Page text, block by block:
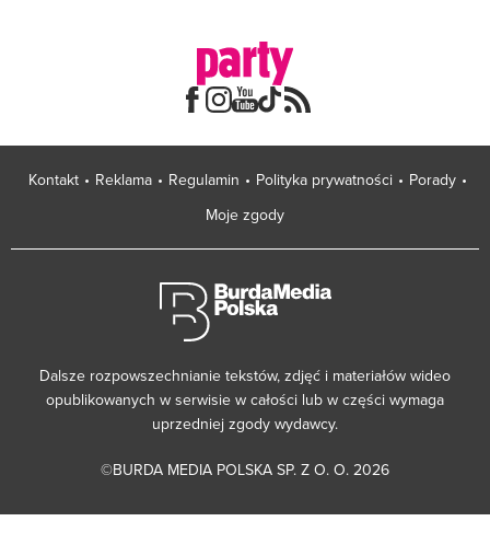
Kontakt Reklama Regulamin Polityka prywatności
Porady
Moje zgody
Dalsze rozpowszechnianie tekstów, zdjęć i materiałów wideo
opublikowanych w serwisie w całości lub w części wymaga
uprzedniej zgody wydawcy.
©BURDA MEDIA POLSKA SP. Z O. O. 2026